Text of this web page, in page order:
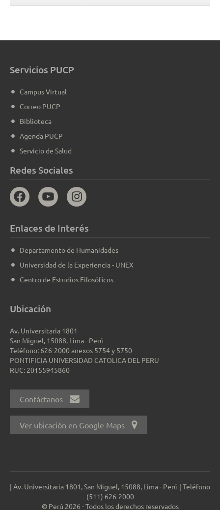
Servicios PUCP
Campus Virtual
Correo PUCP
Biblioteca
Agenda PUCP
Servicio de Salud
Redes Sociales
Enlaces de Interés
Departamento de Humanidades
Universidad de la Experiencia - UNEX
Centro de Estudios Filosóficos
Ubicación
Av. Universitaria 1801
San Miguel, 15088, Lima - Perú
Teléfono: 626-2000 anexos 5754 y 5750
PONTIFICIA UNIVERSIDAD CATOLICA DEL PERU
RUC: 20155945860
Contáctanos
Ver ubicación en Google Maps
| Av. Universitaria 1801, San Miguel, 15088, Lima - Perú | Teléfono
(511) 626-2000
© Perú 2026 - Todos los derechos reservados